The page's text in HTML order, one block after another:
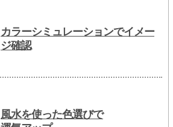
カラーシミュレーションでイメー
ジ確認
風水を使った色選びで